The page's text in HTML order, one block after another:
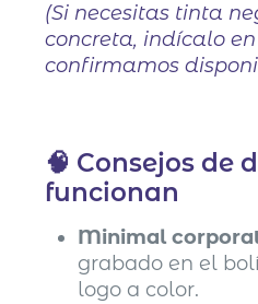
(Si necesitas tinta
concreta, indícalo
confirmamos
🧠 Consejos de
funcionan
Minimal
grabado en el
logo a color.